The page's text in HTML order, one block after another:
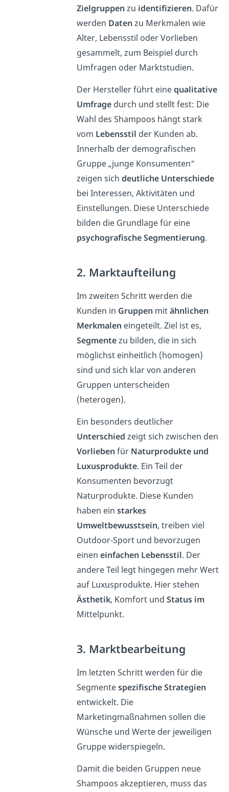
Zielgruppen zu identifizieren. Dafür
werden Daten zu Merkmalen wie
Alter, Lebensstil oder Vorlieben
gesammelt, zum Beispiel durch
Umfragen oder Marktstudien.
Der Hersteller führt einequalitative
Umfragedurch und stellt fest: Die
Wahl des Shampoos hängt stark
vom Lebensstil der Kunden ab.
Innerhalb der demografischen
Gruppe „junge Konsumenten“
zeigen sich deutliche Unterschiede
bei Interessen, Aktivitäten und
Einstellungen. Diese Unterschiede
bilden die Grundlage für eine
psychografische Segmentierung.
2. Marktaufteilung
Im zweiten Schritt werden die
Kunden in Gruppen mitähnlichen
Merkmalen eingeteilt. Ziel ist es,
Segmentezu bilden, die in sich
möglichst einheitlich (homogen)
sind und sich klar von anderen
Gruppen unterscheiden
(heterogen).
Ein besonders deutlicher
Unterschied zeigt sich zwischen den
Vorlieben für Naturprodukte und
Luxusprodukte. Ein Teil der
Konsumenten bevorzugt
Naturprodukte. Diese Kunden
haben ein starkes
Umweltbewusstsein, treiben viel
Outdoor-Sport und bevorzugen
einen einfachen Lebensstil. Der
andere Teil legt hingegen mehr Wert
auf Luxusprodukte. Hier stehen
Ästhetik, Komfort und Status im
Mittelpunkt.
3. Marktbearbeitung
Im letzten Schritt werden für die
Segmentespezifische Strategien
entwickelt. Die
Marketingmaßnahmen sollen die
Wünsche und Werte der jeweiligen
Gruppe widerspiegeln.
Damit die beiden Gruppen neue
Shampoos akzeptieren, muss das